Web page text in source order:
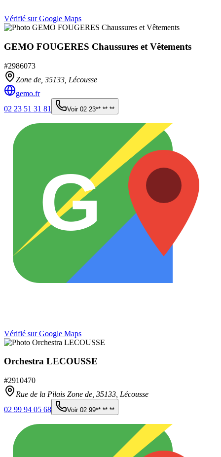
Vérifié sur Google Maps
GEMO FOUGERES Chaussures et Vêtements
#2986073
Zone de, 35133 Lécousse
gemo.fr
02 23 51 31 81
Voir 02 23** ** **
G
Vérifié sur Google Maps
Orchestra LECOUSSE
#2910470
Rue de la Pilais Zone de, 35133 Lécousse
02 99 94 05 68
Voir 02 99** ** **